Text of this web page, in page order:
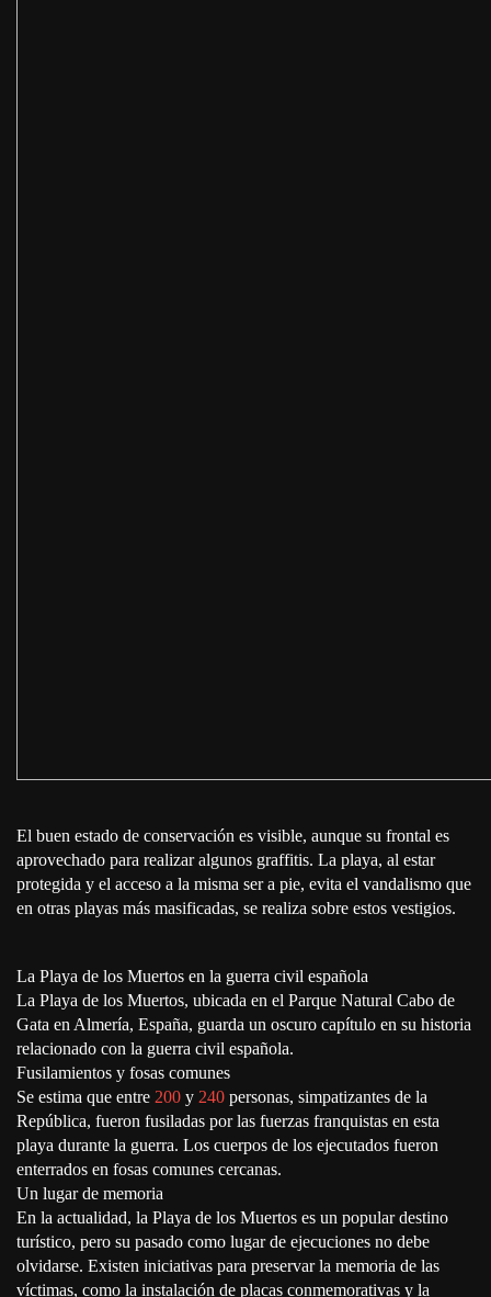
El buen estado de conservación es visible, aunque su frontal es
aprovechado para realizar algunos graffitis. La playa, al estar
protegida y el acceso a la misma ser a pie, evita el vandalismo que
en otras playas más masificadas, se realiza sobre estos vestigios.
La Playa de los Muertos en la guerra civil española
La Playa de los Muertos, ubicada en el Parque Natural Cabo de
Gata en Almería, España, guarda un oscuro capítulo en su historia
relacionado con la guerra civil española.
Fusilamientos y fosas comunes
Se estima que entre 200 y 240 personas, simpatizantes de la
República, fueron fusiladas por las fuerzas franquistas en esta
playa durante la guerra. Los cuerpos de los ejecutados fueron
enterrados en fosas comunes cercanas.
Un lugar de memoria
En la actualidad, la Playa de los Muertos es un popular destino
turístico, pero su pasado como lugar de ejecuciones no debe
olvidarse. Existen iniciativas para preservar la memoria de las
víctimas, como la instalación de placas conmemorativas y la